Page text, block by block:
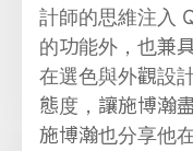
計師的思維注入
的功能外，也兼
在選色與外觀設
態度，讓施博瀚
施博瀚也分享他